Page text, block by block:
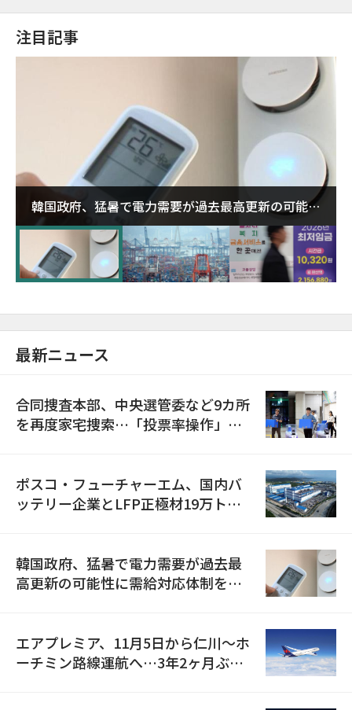
注目記事
韓国政府、猛暑で電力需要が過去最高更新の可能性
に需給対応体制を点検
最新ニュース
合同捜査本部、中央選管委など9カ所
を再度家宅捜索…「投票率操作」の
ポスコ・フューチャーエム、国内バ
ッテリー企業とLFP正極材19万トン
韓国政府、猛暑で電力需要が過去最
高更新の可能性に需給対応体制を点
エアプレミア、11月5日から仁川〜ホ
ーチミン路線運航へ…3年2ヶ月ぶり